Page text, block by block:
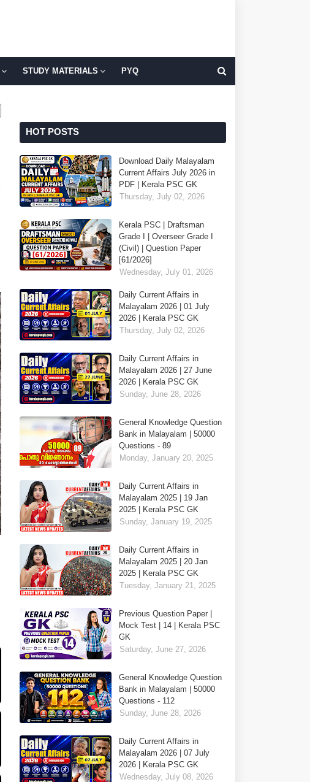
STUDY MATERIALS PYQ
HOT POSTS
Download Daily Malayalam
Current Affairs July 2026 in
PDF | Kerala PSC GK
Thursday, July 02, 2026
Kerala PSC | Draftsman
Grade I | Overseer Grade I
(Civil) | Question Paper
[61/2026]
Wednesday, July 01, 2026
Daily Current Affairs in
Malayalam 2026 | 01 July
2026 | Kerala PSC GK
Thursday, July 02, 2026
Daily Current Affairs in
Malayalam 2026 | 27 June
2026 | Kerala PSC GK
Sunday, June 28, 2026
General Knowledge Question
Bank in Malayalam | 50000
Questions - 89
Monday, January 20, 2025
Daily Current Affairs in
Malayalam 2025 | 19 Jan
2025 | Kerala PSC GK
Sunday, January 19, 2025
Daily Current Affairs in
Malayalam 2025 | 20 Jan
2025 | Kerala PSC GK
Tuesday, January 21, 2025
Previous Question Paper |
Mock Test | 14 | Kerala PSC
GK
Saturday, June 27, 2026
General Knowledge Question
Bank in Malayalam | 50000
Questions - 112
Sunday, June 28, 2026
Daily Current Affairs in
Malayalam 2026 | 07 July
2026 | Kerala PSC GK
Wednesday, July 08, 2026